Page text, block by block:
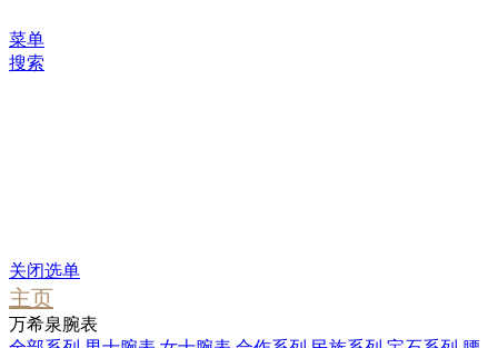
菜单
搜索
关闭选单
主页
万希泉腕表